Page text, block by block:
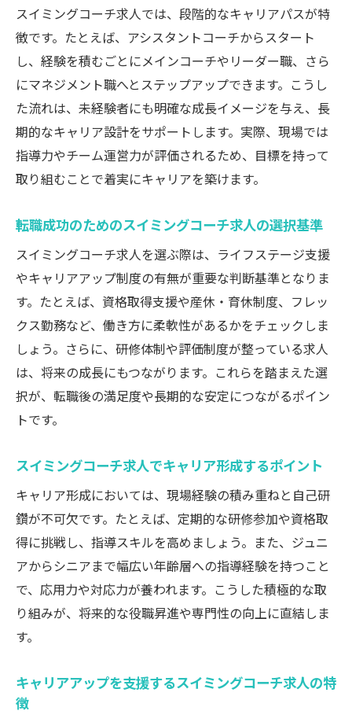
スイミングコーチ求人では、段階的なキャリアパスが特
徴です。たとえば、アシスタントコーチからスタート
し、経験を積むごとにメインコーチやリーダー職、さら
にマネジメント職へとステップアップできます。こうし
た流れは、未経験者にも明確な成長イメージを与え、長
期的なキャリア設計をサポートします。実際、現場では
指導力やチーム運営力が評価されるため、目標を持って
取り組むことで着実にキャリアを築けます。
転職成功のためのスイミングコーチ求人の選択基準
スイミングコーチ求人を選ぶ際は、ライフステージ支援
やキャリアアップ制度の有無が重要な判断基準となりま
す。たとえば、資格取得支援や産休・育休制度、フレッ
クス勤務など、働き方に柔軟性があるかをチェックしま
しょう。さらに、研修体制や評価制度が整っている求人
は、将来の成長にもつながります。これらを踏まえた選
択が、転職後の満足度や長期的な安定につながるポイン
トです。
スイミングコーチ求人でキャリア形成するポイント
キャリア形成においては、現場経験の積み重ねと自己研
鑽が不可欠です。たとえば、定期的な研修参加や資格取
得に挑戦し、指導スキルを高めましょう。また、ジュニ
アからシニアまで幅広い年齢層への指導経験を持つこと
で、応用力や対応力が養われます。こうした積極的な取
り組みが、将来的な役職昇進や専門性の向上に直結しま
す。
キャリアアップを支援するスイミングコーチ求人の特
徴